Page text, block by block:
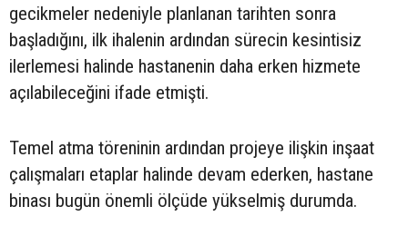
gecikmeler nedeniyle planlanan tarihten sonra
başladığını, ilk ihalenin ardından sürecin kesintisiz
ilerlemesi halinde hastanenin daha erken hizmete
açılabileceğini ifade etmişti.
Temel atma töreninin ardından projeye ilişkin inşaat
çalışmaları etaplar halinde devam ederken, hastane
binası bugün önemli ölçüde yükselmiş durumda.